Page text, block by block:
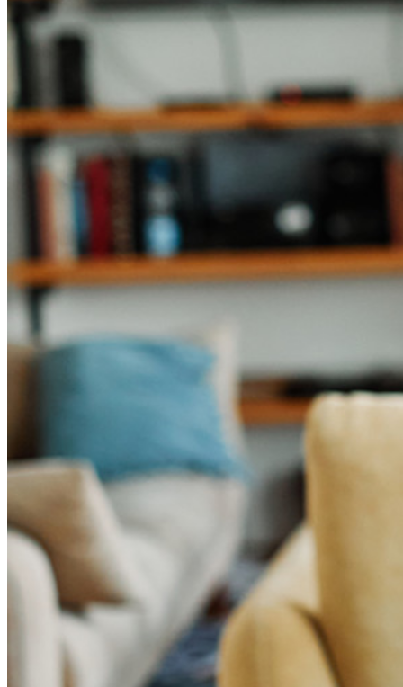
Explorer davantage
Partenaires
NouveauAccess Intelligence
NouveauAuthentificateur Bitwarden
Tarification
Outils et Fonctionnalités
Fonctionnalités Principales des Plans Personnels
TOTP intégré
Accès d'urgence
Partage de Données Sensibles
Intégration des alias d'email
Multiplateforme avec appareils illimités
Fonctionnalités Principales des Plans d'Affaires
Access Intelligence
Intégration de répertoire
Self-hosting Bitwarden
Politiques de sécurité de l'Entreprise
Récupération de compte
Outils de premier plan
Générateur de mot de passe